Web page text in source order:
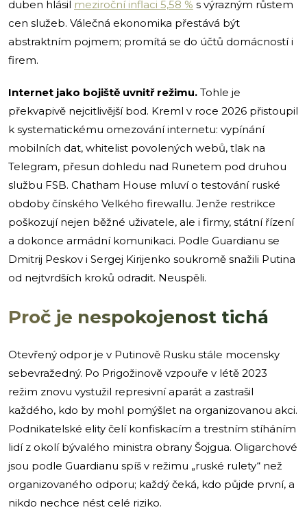
duben hlásil meziroční inflaci 5,58 % s výrazným růstem
cen služeb. Válečná ekonomika přestává být
abstraktním pojmem; promítá se do účtů domácností i
firem.
Internet jako bojiště uvnitř režimu. Tohle je
překvapivě nejcitlivější bod. Kreml v roce 2026 přistoupil
k systematickému omezování internetu: vypínání
mobilních dat, whitelist povolených webů, tlak na
Telegram, přesun dohledu nad Runetem pod druhou
službu FSB. Chatham House mluví o testování ruské
obdoby čínského Velkého firewallu. Jenže restrikce
poškozují nejen běžné uživatele, ale i firmy, státní řízení
a dokonce armádní komunikaci. Podle Guardianu se
Dmitrij Peskov i Sergej Kirijenko soukromě snažili Putina
od nejtvrdších kroků odradit. Neuspěli.
Proč je nespokojenost tichá
Otevřený odpor je v Putinově Rusku stále mocensky
sebevražedný. Po Prigožinově vzpouře v létě 2023
režim znovu vystužil represivní aparát a zastrašil
každého, kdo by mohl pomýšlet na organizovanou akci.
Podnikatelské elity čelí konfiskacím a trestním stíháním
lidí z okolí bývalého ministra obrany Šojgua. Oligarchové
jsou podle Guardianu spíš v režimu „ruské rulety“ než
organizovaného odporu; každý čeká, kdo půjde první, a
nikdo nechce nést celé riziko.